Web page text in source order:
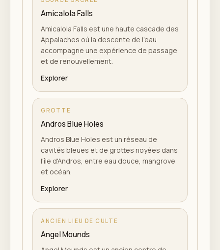
Amicalola Falls
Amicalola Falls est une haute cascade des
Appalaches où la descente de l'eau
accompagne une expérience de passage
et de renouvellement.
Explorer
GROTTE
Andros Blue Holes
Andros Blue Holes est un réseau de
cavités bleues et de grottes noyées dans
l'île d'Andros, entre eau douce, mangrove
et océan.
Explorer
ANCIEN LIEU DE CULTE
Angel Mounds